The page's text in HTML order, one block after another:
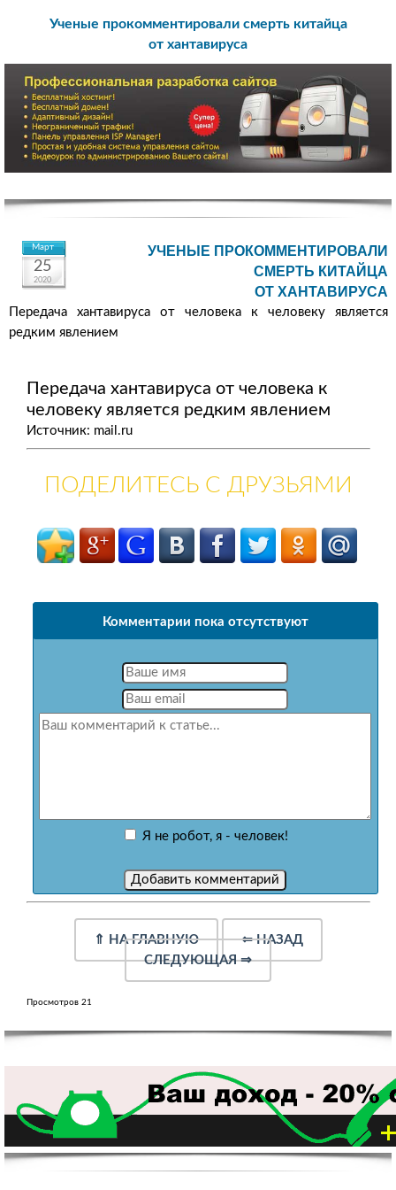
Ученые прокомментировали смерть китайца
от хантавируса
Март
25
2020
УЧЕНЫЕ ПРОКОММЕНТИРОВАЛИ
СМЕРТЬ КИТАЙЦА
ОТ ХАНТАВИРУСА
Передача хантавируса от человека к человеку является
редким явлением
Передача хантавируса от человека к
человеку является редким явлением
Источник: mail.ru
ПОДЕЛИТЕСЬ С ДРУЗЬЯМИ
Комментарии пока отсутствуют
Я не робот, я - человек!
⇑ НА ГЛАВНУЮ ⇐НАЗАД
СЛЕДУЮЩАЯ⇒
Просмотров 21